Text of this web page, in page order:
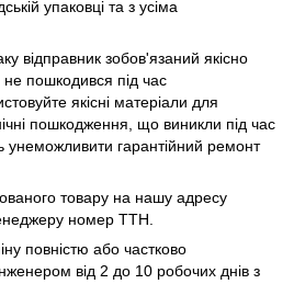
упаковці та з усіма
відправник зобов'язаний якісно
пошкодився під час
якісні матеріали для
пошкодження, що виникли під час
унеможливити гарантійний ремонт
товару на нашу адресу
номер ТТН.
повністю або частково
від 2 до 10 робочих днів з